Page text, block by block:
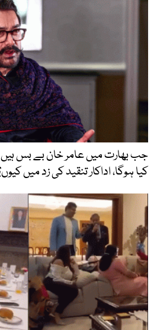
جب بھارت میں عامر خان بے بس
کیا ہوگا، اداکار تنقید کی زد میں